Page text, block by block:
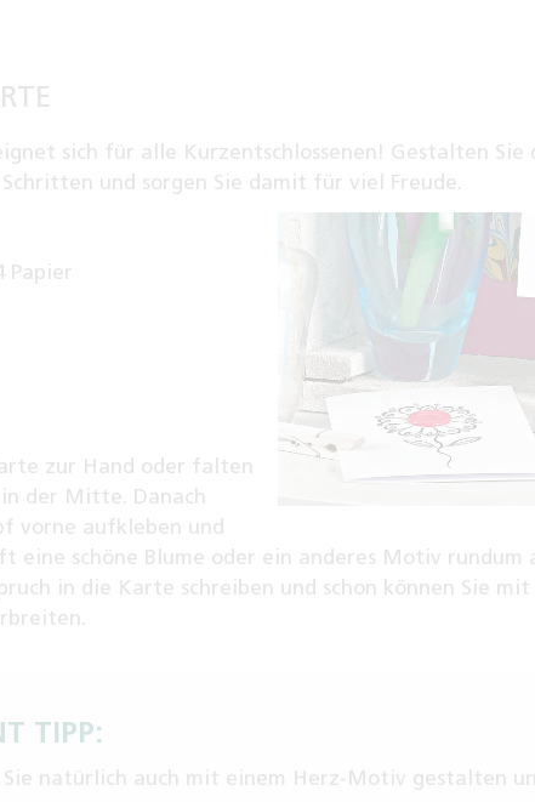
sich für alle Kurzentschlossenen! Gestalten
und sorgen Sie damit für viel Freude.
Papier
zur Hand oder falten
der Mitte. Danach
vorne aufkleben und
schöne Blume oder ein anderes Motiv rundum
in die Karte schreiben und schon können Sie
TIPP:
Sie natürlich auch mit einem Herz-Motiv gestalten